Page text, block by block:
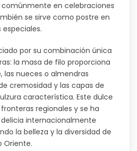
en celebraciones
se sirve como postre en
por su combinación única
la masa de filo proporciona
las nueces o almendras
cremosidad y las capas de
característica. Este dulce
regionales y se ha
internacionalmente
la belleza y la diversidad de
Oriente.